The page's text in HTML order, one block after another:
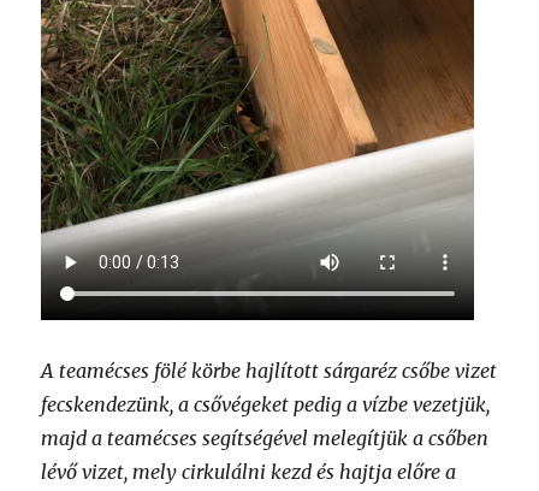
A teamécses fölé körbe hajlított sárgaréz csőbe vizet
fecskendezünk, a csővégeket pedig a vízbe vezetjük,
majd a teamécses segítségével melegítjük a csőben
lévő vizet, mely cirkulálni kezd és hajtja előre a